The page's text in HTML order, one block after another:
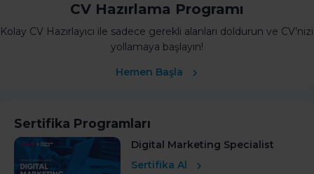
CV Hazırlama Programı
Kolay CV Hazırlayıcı ile sadece gerekli alanları doldurun ve CV’nizi
yollamaya başlayın!
Hemen Başla
Sertifika Programları
Digital Marketing Specialist
Sertifika Al